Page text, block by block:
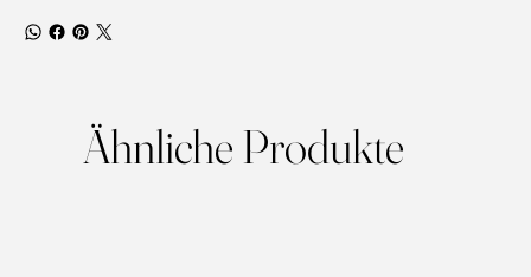
Ähnliche Produkte